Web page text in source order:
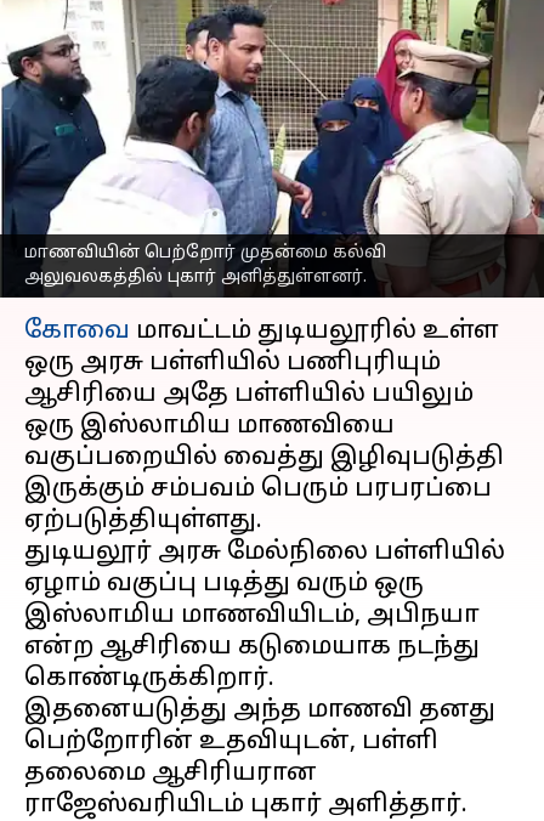
மாணவியின் பெற்றோர் முதன்மை கல்வி
அலுவலகத்தில் புகார் அளித்துள்ளனர்.
காலணியை துடைக்க
வைத்து இஸ்லாமிய
மாணவியை
இழிவுபடுத்திய ஆசிரியை:
கோவையில் பரபரப்பு
எழுதியவர் Sindhuja SM Nov 22, 2023 12:26 pm
செய்தி முன்னோட்டம்
கோவை மாவட்டம் துடியலூரில் உள்ள
ஒரு அரசு பள்ளியில் பணிபுரியும்
ஆசிரியை அதே பள்ளியில் பயிலும்
ஒரு இஸ்லாமிய மாணவியை
வகுப்பறையில் வைத்து இழிவுபடுத்தி
இருக்கும் சம்பவம் பெரும் பரபரப்பை
ஏற்படுத்தியுள்ளது.
துடியலூர் அரசு மேல்நிலை பள்ளியில்
ஏழாம் வகுப்பு படித்து வரும் ஒரு
இஸ்லாமிய மாணவியிடம், அபிநயா
என்ற ஆசிரியை கடுமையாக நடந்து
கொண்டிருக்கிறார்.
இதனையடுத்து அந்த மாணவி தனது
பெற்றோரின் உதவியுடன், பள்ளி
தலைமை ஆசிரியரான
ராஜேஸ்வரியிடம் புகார் அளித்தார்.